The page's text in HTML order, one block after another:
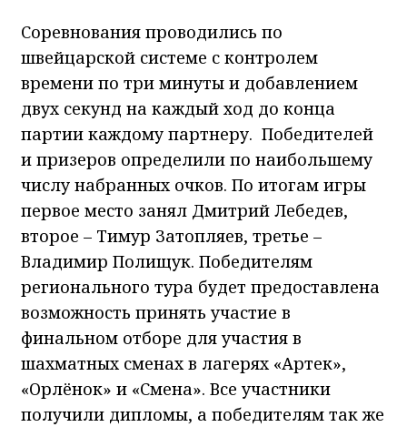
Соревнования проводились по
швейцарской системе с контролем
времени по три минуты и добавлением
двух секунд на каждый ход до конца
партии каждому партнеру. Победителей
и призеров определили по наибольшему
числу набранных очков. По итогам игры
первое место занял Дмитрий Лебедев,
второе – Тимур Затопляев, третье –
Владимир Полищук. Победителям
регионального тура будет предоставлена
возможность принять участие в
финальном отборе для участия в
шахматных сменах в лагерях «Артек»,
«Орлёнок» и «Смена». Все участники
получили дипломы, а победителям так же